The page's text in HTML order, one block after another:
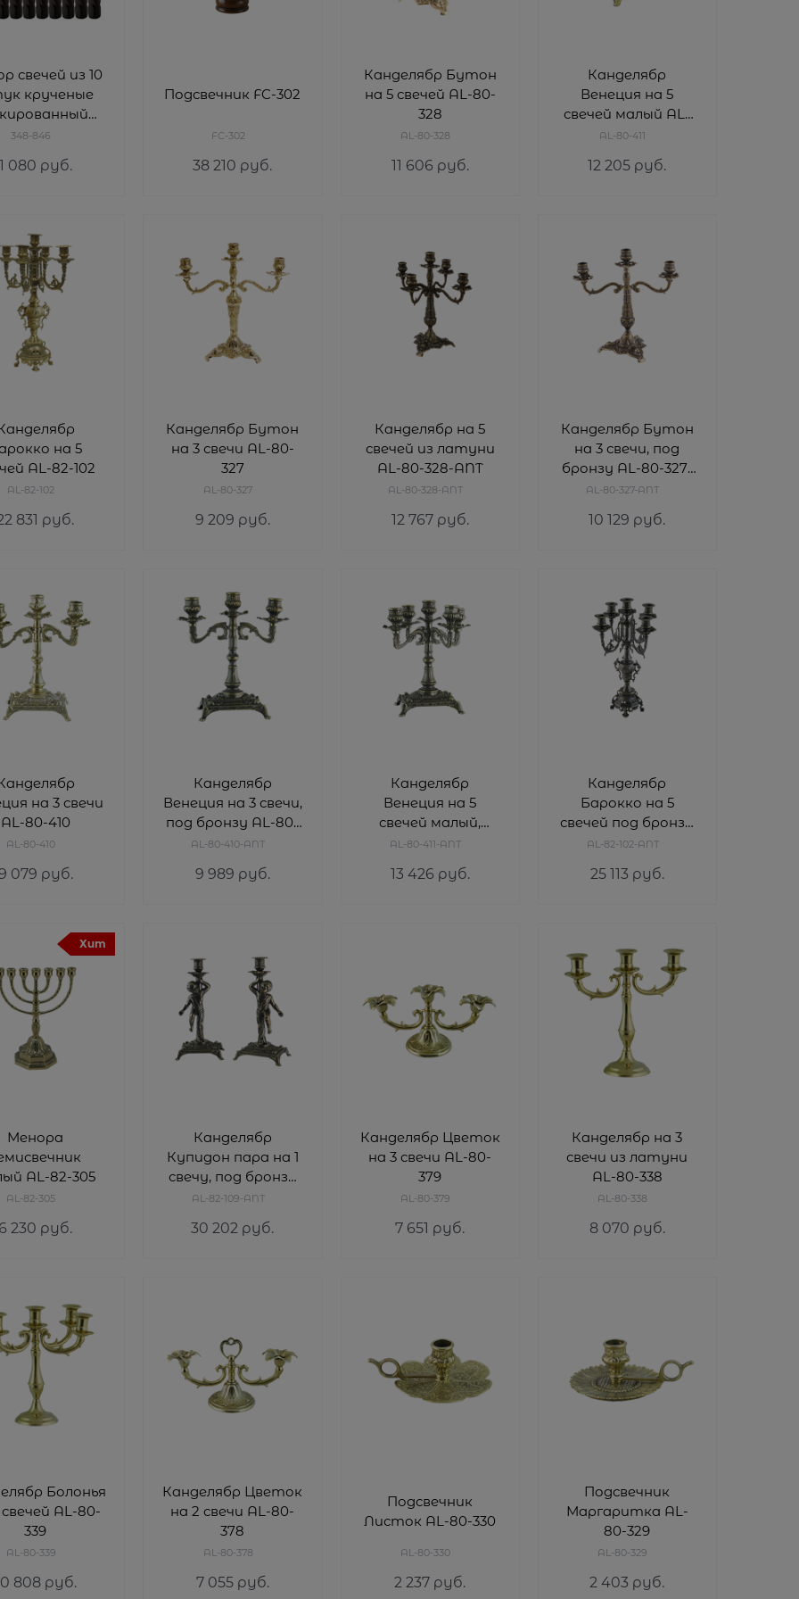
свечей из 10
крученые
H=23 см
348-846
1 080 руб.
Подсвечник FC-302
FC-302
38 210 руб.
Канделябр Бутон
на 5 свечей AL-80-
328
AL-80-328
11 606 руб.
Канделябр
Венеция на 5
свечей малый AL-
80-411
AL-80-411
12 205 руб.
на 5
AL-82-102
AL-82-102
831 руб.
Канделябр Бутон
на 3 свечи AL-80-
327
AL-80-327
9 209 руб.
Канделябр на 5
свечей из латуни
AL-80-328-ANT
AL-80-328-ANT
12 767 руб.
Канделябр Бутон
на 3 свечи, под
бронзу AL-80-327-
ANT
AL-80-327-ANT
10 129 руб.
на 3 свечи
AL-80-410
AL-80-410
079 руб.
Канделябр
Венеция на 3 свечи,
под бронзу AL-80-
410-ANT
AL-80-410-ANT
9 989 руб.
Канделябр
Венеция на 5
свечей малый,
бронза AL-80-411-
AL-80-411-ANT
13 426 руб.
Канделябр
Барокко на 5
свечей под бронзу
AL-82-102-ANT
AL-82-102-ANT
25 113 руб.
Хит
Менора
AL-82-305
AL-82-305
6 230 руб.
Канделябр
Купидон пара на 1
свечу, под бронзу
AL-82-109-ANT
AL-82-109-ANT
30 202 руб.
Канделябр Цветок
на 3 свечи AL-80-
379
AL-80-379
7 651 руб.
Канделябр на 3
свечи из латуни
AL-80-338
AL-80-338
8 070 руб.
Болонья
AL-80-
339
AL-80-339
808 руб.
Канделябр Цветок
на 2 свечи AL-80-
378
AL-80-378
7 055 руб.
Подсвечник
Листок AL-80-330
AL-80-330
2 237 руб.
Подсвечник
Маргаритка AL-
80-329
AL-80-329
2 403 руб.